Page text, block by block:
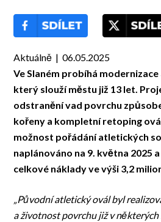
Aktuálně | 06.05.2025
Ve Slaném probíhá
který slouží městu již 13 let.
odstranění vad povrchu
kořeny a kompletní retoping
možnost pořádání atletických
naplánováno na 9. května 2025
celkové náklady ve výši 3,2
„Původní atletický ovál byl
a životnost povrchu již v